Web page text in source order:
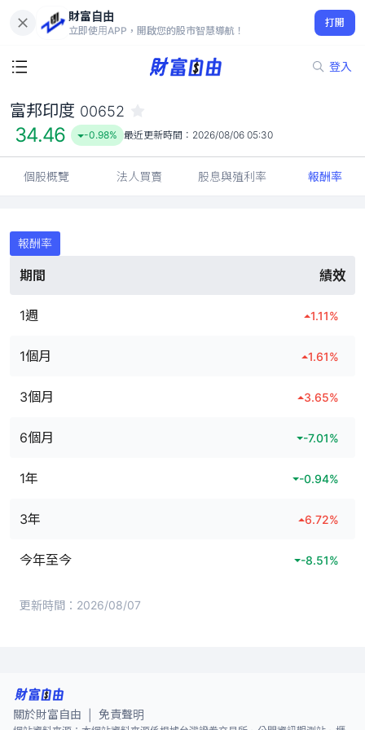
財富自由
立即使用APP，開啟您的股市智慧導航！
打開
登入
34.46
-0.98%
富邦印度 00652
34.46 -0.98% 最近更新時間： 2026/08/06 05:30
個股概覽 法人買賣 股息與殖利率 報酬率
報酬率
期間 績效
1週 1.11%
1個月 1.61%
3個月 3.65%
6個月 -7.01%
1年 -0.94%
3年 6.72%
今年至今 -8.51%
更新時間： 2026/08/07
關於財富自由 免責聲明